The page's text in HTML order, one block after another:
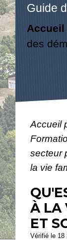
Guide
Accueil
des
Accueil
secteur
la vie
À LA
ET
Vérifié le 18